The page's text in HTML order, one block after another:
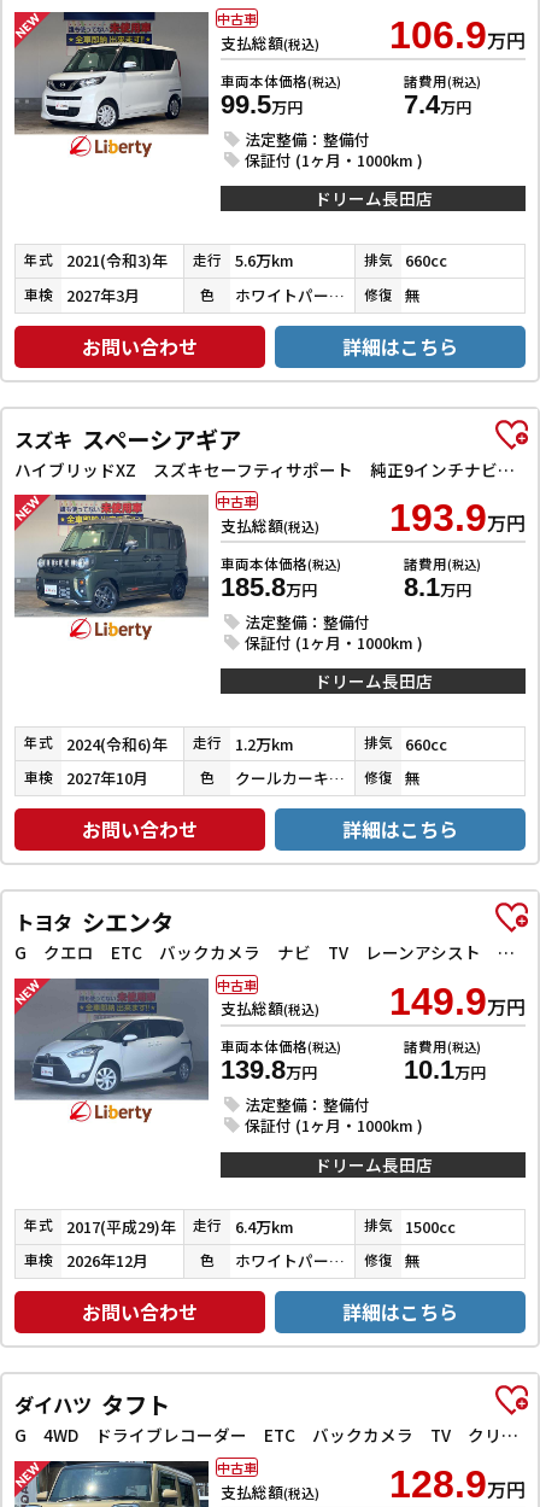
支払総額(税込) 106.9万円
車両本体価格(税込)
99.5万円
諸費用(税込)
7.4万円
法定整備：整備付
保証付 (1ヶ月・1000km )
中古車
ドリーム長田店
年式 2021(令和3)年 走行 5.6万km 排気 660cc
車検 2027年3月 色 ホワイトパール３コートパール 修復 無
お問い合わせ 詳細はこちら
スズキ スペーシアギア
ハイブリッドXZ スズキセーフティサポート 純正9インチナビ TV Bluetooth対応 全方位カメラ 両側自動ドア ヘッドアップディスプレイ アダプティブクルーズコントロール ステアリングヒーター LEDヘッドライ
支払総額(税込) 193.9万円
車両本体価格(税込)
185.8万円
諸費用(税込)
8.1万円
法定整備：整備付
保証付 (1ヶ月・1000km )
中古車
ドリーム長田店
年式 2024(令和6)年 走行 1.2万km 排気 660cc
車検 2027年10月 色 クールカーキパールメタリック／ガンメタリック 修復 無
お問い合わせ 詳細はこちら
トヨタ シエンタ
G クエロ ETC バックカメラ ナビ TV レーンアシスト 衝突被害軽減システム 両側電動スライドドア オートマチックハイビーム オートライト LEDヘッドランプ スマートキー アイドリングストップ
支払総額(税込) 149.9万円
車両本体価格(税込)
139.8万円
諸費用(税込)
10.1万円
法定整備：整備付
保証付 (1ヶ月・1000km )
中古車
ドリーム長田店
年式 2017(平成29)年 走行 6.4万km 排気 1500cc
車検 2026年12月 色 ホワイトパールクリスタルシャイン 修復 無
お問い合わせ 詳細はこちら
ダイハツ タフト
G 4WD ドライブレコーダー ETC バックカメラ TV クリアランスソナー レーンアシスト 衝突被害軽減システム オートライト LEDヘッドランプ ヘッドライトウォッシャー スマートキー
支払総額(税込) 128.9万円
中古車